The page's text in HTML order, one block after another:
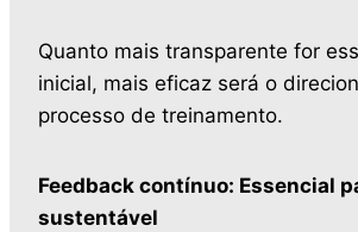
Quanto mais transparente for
inicial, mais eficaz será o
processo de treinamento.
Feedback contínuo: Essencial
sustentável